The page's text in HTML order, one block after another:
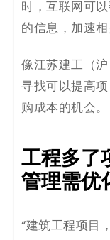
时，互联网可
的信息，加速相
像江苏建工（
寻找可以提高
购成本的机会。
工程多了
管理需优
“建筑工程项目